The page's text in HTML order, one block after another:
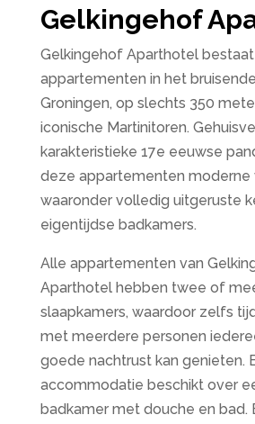
Gelkingehof
Gelkingehof Aparthotel
appartementen in het
Groningen, op slechts 350
iconische Martinitoren.
karakteristieke 17e eeuwse
deze appartementen moderne
waaronder volledig uitgeruste
eigentijdse badkamers.
Alle appartementen van
Aparthotel hebben twee of
slaapkamers, waardoor zelfs
met meerdere personen
goede nachtrust kan genieten.
accommodatie beschikt over
badkamer met douche en bad.